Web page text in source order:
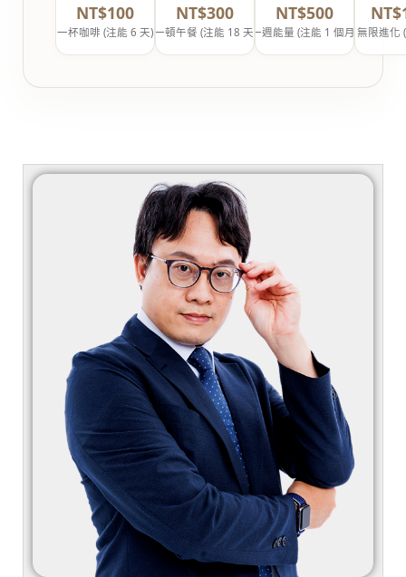
NT$100
一杯咖啡 (注能 6 天)
NT$300
一頓午餐 (注能 18 天)
NT$500
一週能量 (注能 1 個月)無限進化